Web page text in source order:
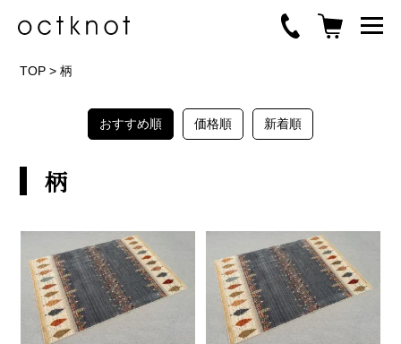
TOP >柄
おすすめ順 価格順 新着順
柄